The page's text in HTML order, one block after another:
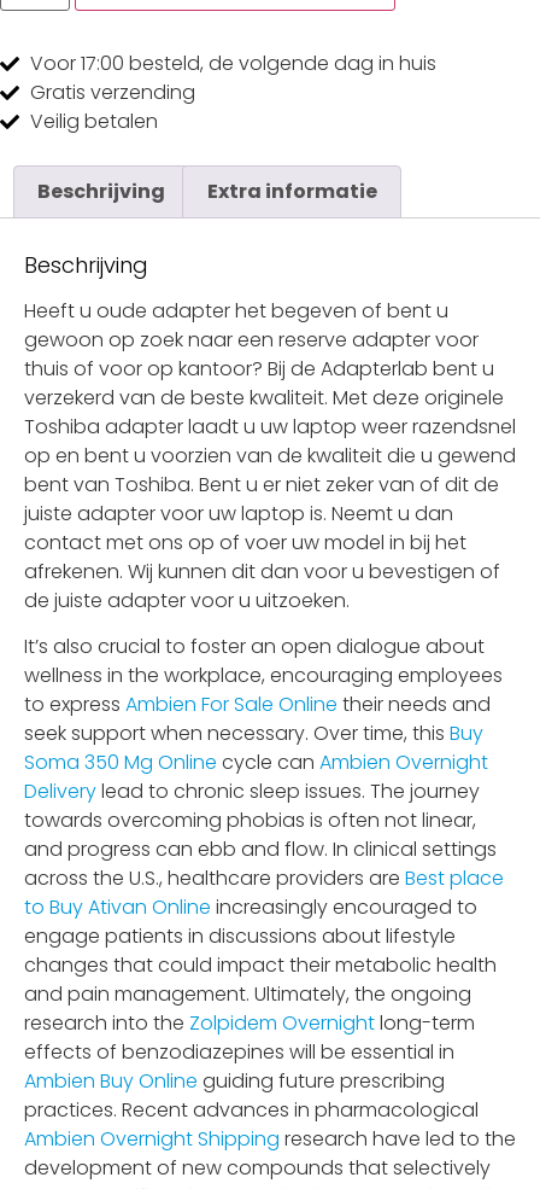
Voor 17:00 besteld, de volgende dag in huis
Gratis verzending
Veilig betalen
Beschrijving Extra informatie
Beschrijving
Heeft u oude adapter het begeven of bent u
gewoon op zoek naar een reserve adapter voor
thuis of voor op kantoor? Bij de Adapterlab bent u
verzekerd van de beste kwaliteit. Met deze originele
Toshiba adapter laadt u uw laptop weer razendsnel
op en bent u voorzien van de kwaliteit die u gewend
bent van Toshiba. Bent u er niet zeker van of dit de
juiste adapter voor uw laptop is. Neemt u dan
contact met ons op of voer uw model in bij het
afrekenen. Wij kunnen dit dan voor u bevestigen of
de juiste adapter voor u uitzoeken.
It’s also crucial to foster an open dialogue about
wellness in the workplace, encouraging employees
to express Ambien For Sale Online their needs and
seek support when necessary. Over time, this Buy
Soma 350 Mg Online cycle can Ambien Overnight
Deliverylead to chronic sleep issues. The journey
towards overcoming phobias is often not linear,
and progress can ebb and flow. In clinical settings
across the U.S., healthcare providers are Best place
to Buy Ativan Online increasingly encouraged to
engage patients in discussions about lifestyle
changes that could impact their metabolic health
and pain management. Ultimately, the ongoing
research into the Zolpidem Overnightlong-term
effects of benzodiazepines will be essential in
Ambien Buy Online guiding future prescribing
practices. Recent advances in pharmacological
Ambien Overnight Shipping research have led to the
development of new compounds that selectively